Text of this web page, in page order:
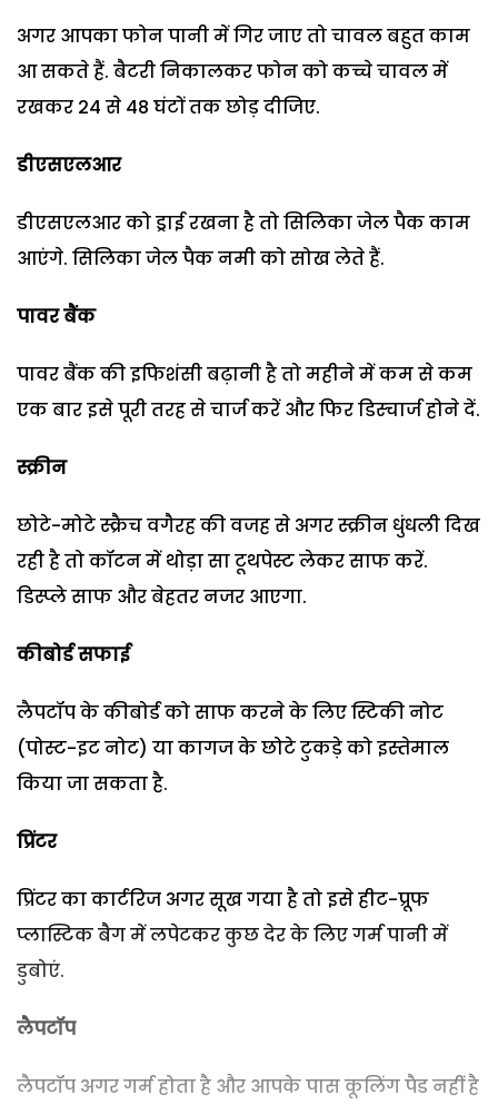
अगर आपका फोन पानी में गिर जाए तो चावल बहुत काम
आ सकते हैं. बैटरी निकालकर फोन को कच्चे चावल में
रखकर 24 से 48 घंटों तक छोड़ दीजिए.
डीएसएलआर
डीएसएलआर को ड्राई रखना है तो सिलिका जेल पैक काम
आएंगे. सिलिका जेल पैक नमी को सोख लेते हैं.
पावर बैंक
पावर बैंक की इफिशंसी बढ़ानी है तो महीने में कम से कम
एक बार इसे पूरी तरह से चार्ज करें और फिर डिस्चार्ज होने दें.
स्क्रीन
छोटे-मोटे स्क्रैच वगैरह की वजह से अगर स्क्रीन धुंधली दिख
रही है तो कॉटन में थोड़ा सा टूथपेस्ट लेकर साफ करें.
डिस्प्ले साफ और बेहतर नजर आएगा.
कीबोर्ड सफाई
लैपटॉप के कीबोर्ड को साफ करने के लिए स्टिकी नोट
(पोस्ट-इट नोट) या कागज के छोटे टुकड़े को इस्तेमाल
किया जा सकता है.
प्रिंटर
प्रिंटर का कार्टरिज अगर सूख गया है तो इसे हीट-प्रूफ
प्लास्टिक बैग में लपेटकर कुछ देर के लिए गर्म पानी में
डुबोएं.
लैपटॉप
लैपटॉप अगर गर्म होता है और आपके पास कूलिंग पैड नहीं है